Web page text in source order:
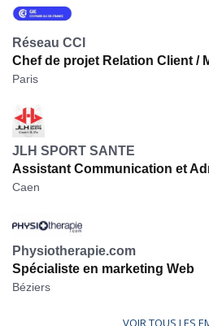
Réseau CCI
Chef de projet Relation Client /
Paris
JLH SPORT SANTE
Assistant Communication et
Caen
Physiotherapie.com
Spécialiste en marketing Web
Béziers
VOIR TOUS LES